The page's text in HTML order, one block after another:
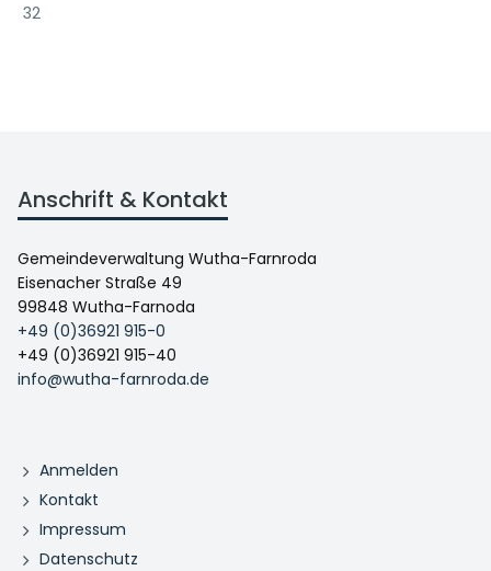
32
Anschrift & Kontakt
Gemeindeverwaltung Wutha-Farnroda
Eisenacher Straße 49
99848 Wutha-Farnoda
+49 (0)36921 915-0
+49 (0)36921 915-40
info@wutha-farnroda.de
Anmelden
Kontakt
Impressum
Datenschutz